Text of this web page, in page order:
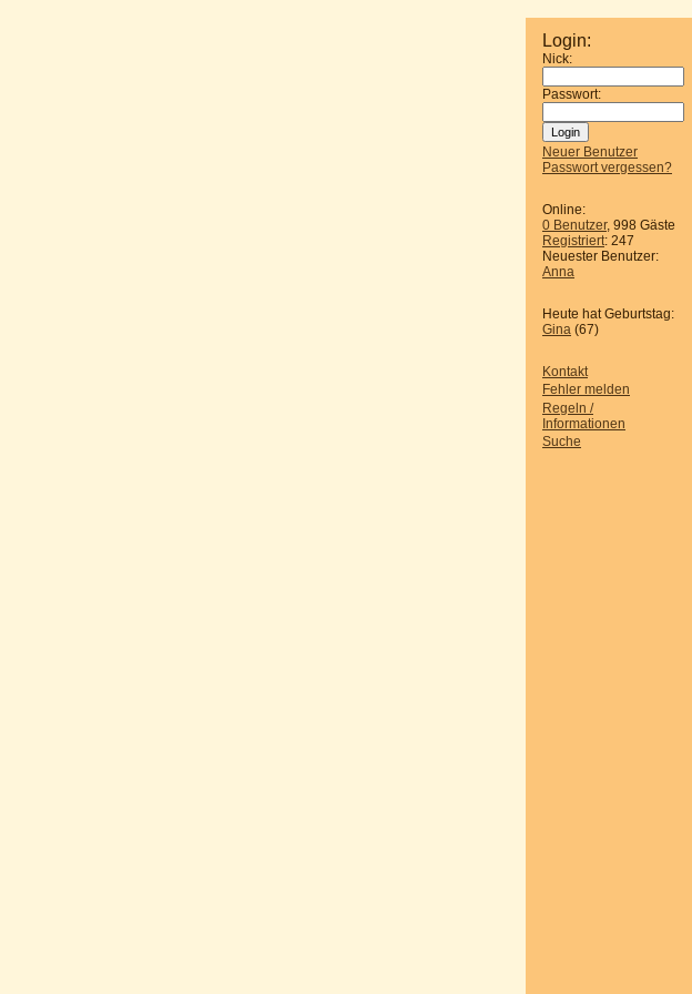
Login:
Nick:
Passwort:
Neuer Benutzer
Passwort vergessen?
Online:
0 Benutzer, 998 Gäste
Registriert: 247
Neuester Benutzer:
Anna
Heute hat Geburtstag:
Gina (67)
Kontakt
Fehler melden
Regeln /
Informationen
Suche